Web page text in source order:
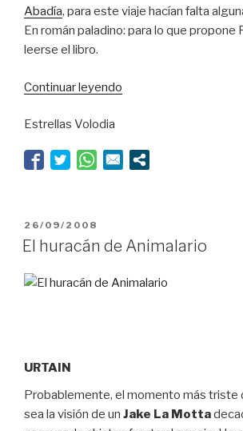
Abadía, para este viaje hacían falta
En román paladino: para lo que propone
leerse el libro.
Continuar leyendo
Estrellas Volodia
PUBLICADO
EL
26/09/2008
El huracán de Animalario
URTAIN
Probablemente, el momento más triste
sea la visión de un Jake La Motta